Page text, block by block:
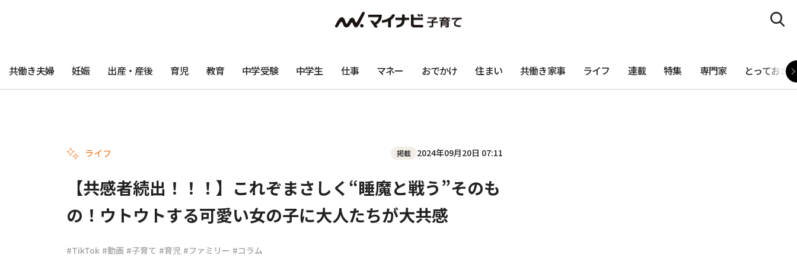
共働き夫婦 妊娠 出産・産後 育児 教育 中学受験 中学生 仕事 マネー おでかけ 住まい 共働き家事 ライフ 連載 特集 専門家 とっておき
ライフ 掲載 2024年09月20日 07:11
【共感者続出！！！】これぞまさしく“睡魔と戦う”そのも
の！ウトウトする可愛い女の子に大人たちが大共感
#TikTok #動画 #子育て #育児 #ファミリー #コラム